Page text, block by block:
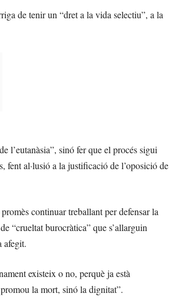
de tenir un “dret a la vida selectiu”, a la
l’eutanàsia”, sinó fer que el procés sigui
fent al·lusió a la justificació de l’oposició de
continuar treballant per defensar la
“crueltat burocràtica” que s’allarguin
afegit.
existeix o no, perquè ja està
la mort, sinó la dignitat”.